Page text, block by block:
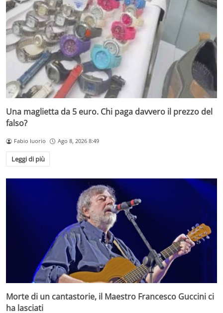
Una maglietta da 5 euro. Chi paga davvero il prezzo del
falso?
Fabio Iuorio Ago 8, 2026 8:49
Leggi di più
Morte di un cantastorie, il Maestro Francesco Guccini ci
ha lasciati